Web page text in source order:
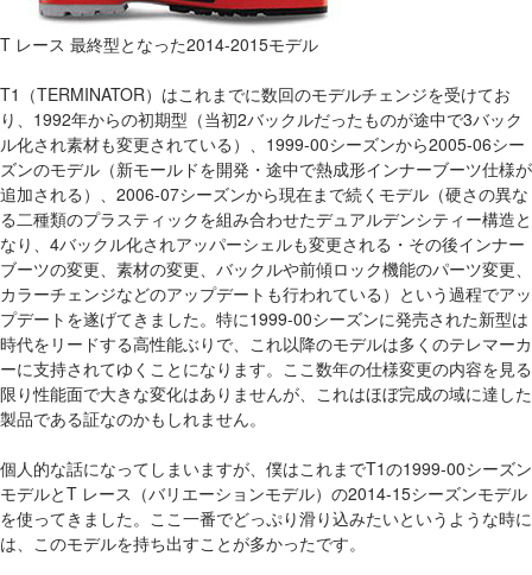
T レース 最終型となった2014-2015モデル
T1（TERMINATOR）はこれまでに数回のモデルチェンジを受けてお
り、1992年からの初期型（当初2バックルだったものが途中で3バック
ル化され素材も変更されている）、1999-00シーズンから2005-06シー
ズンのモデル（新モールドを開発・途中で熱成形インナーブーツ仕様が
追加される）、2006-07シーズンから現在まで続くモデル（硬さの異な
る二種類のプラスティックを組み合わせたデュアルデンシティー構造と
なり、4バックル化されアッパーシェルも変更される・その後インナー
ブーツの変更、素材の変更、バックルや前傾ロック機能のパーツ変更、
カラーチェンジなどのアップデートも行われている）という過程でアッ
プデートを遂げてきました。特に1999-00シーズンに発売された新型は
時代をリードする高性能ぶりで、これ以降のモデルは多くのテレマーカ
ーに支持されてゆくことになります。ここ数年の仕様変更の内容を見る
限り性能面で大きな変化はありませんが、これはほぼ完成の域に達した
製品である証なのかもしれません。
個人的な話になってしまいますが、僕はこれまでT1の1999-00シーズン
モデルとT レース（バリエーションモデル）の2014-15シーズンモデル
を使ってきました。ここ一番でどっぷり滑り込みたいというような時に
は、このモデルを持ち出すことが多かったです。